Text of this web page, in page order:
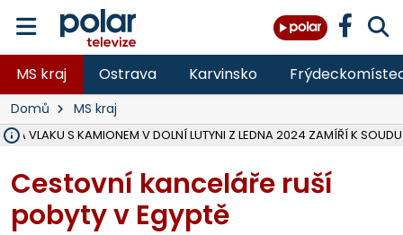
MS kraj Ostrava Karvinsko
Domů MS kraj
VLAKU S KAMIONEM V DOLNÍ LUTYNI Z LEDNA 2024 ZAMÍŘÍ K SOUDU
Cestovní kanceláře ruší
pobyty v Egyptě